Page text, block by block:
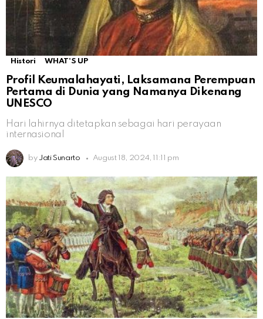
Histori WHAT'S UP
Profil Keumalahayati, Laksamana Perempuan
Pertama di Dunia yang Namanya Dikenang
UNESCO
Hari lahirnya ditetapkan sebagai hari perayaan
internasional
by Jati Sunarto August 18, 2024, 11:11 pm